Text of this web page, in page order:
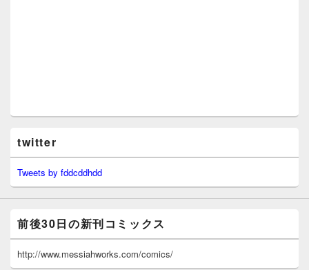
twitter
Tweets by fddcddhdd
前後30日の新刊コミックス
http://www.messiahworks.com/comics/